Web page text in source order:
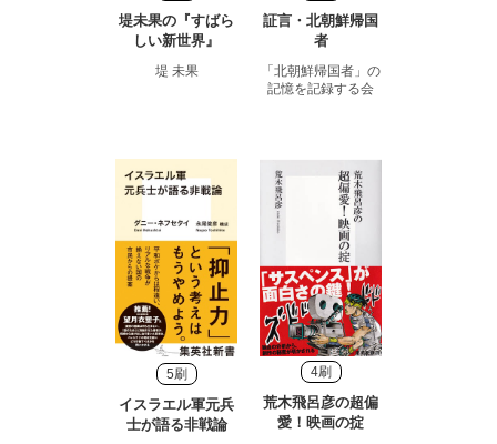
堤未果の『すばら
しい新世界』
堤 未果
証言・北朝鮮帰国
者
「北朝鮮帰国者」の
記憶を記録する会
5刷
イスラエル軍元兵
士が語る非戦論
4刷
荒木飛呂彦の超偏
愛！映画の掟